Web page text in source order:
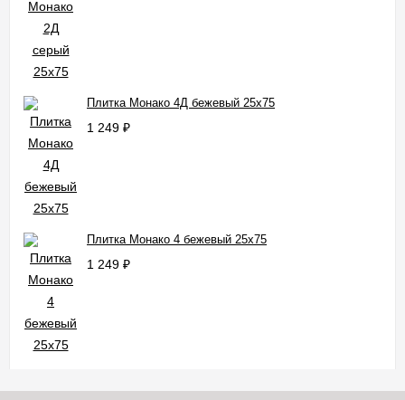
Плитка Монако 4Д бежевый 25x75
1 249 ₽
Плитка Монако 4 бежевый 25x75
1 249 ₽